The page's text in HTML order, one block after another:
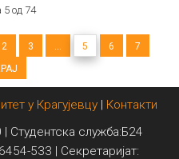
од 74
2 3 5 6
7
у Крагујевцу| Контакти
Студентска служба:Б24
533 | Секретаријат: